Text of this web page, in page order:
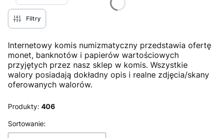
Filtry
Internetowy komis numizmatyczny przedstawia ofertę
monet, banknotów i papierów wartościowych
przyjętych przez nasz sklep w komis. Wszystkie
walory posiadają dokładny opis i realne zdjęcia/skany
oferowanych walorów.
Produkty: 406
Lista produktów
Sortowanie: